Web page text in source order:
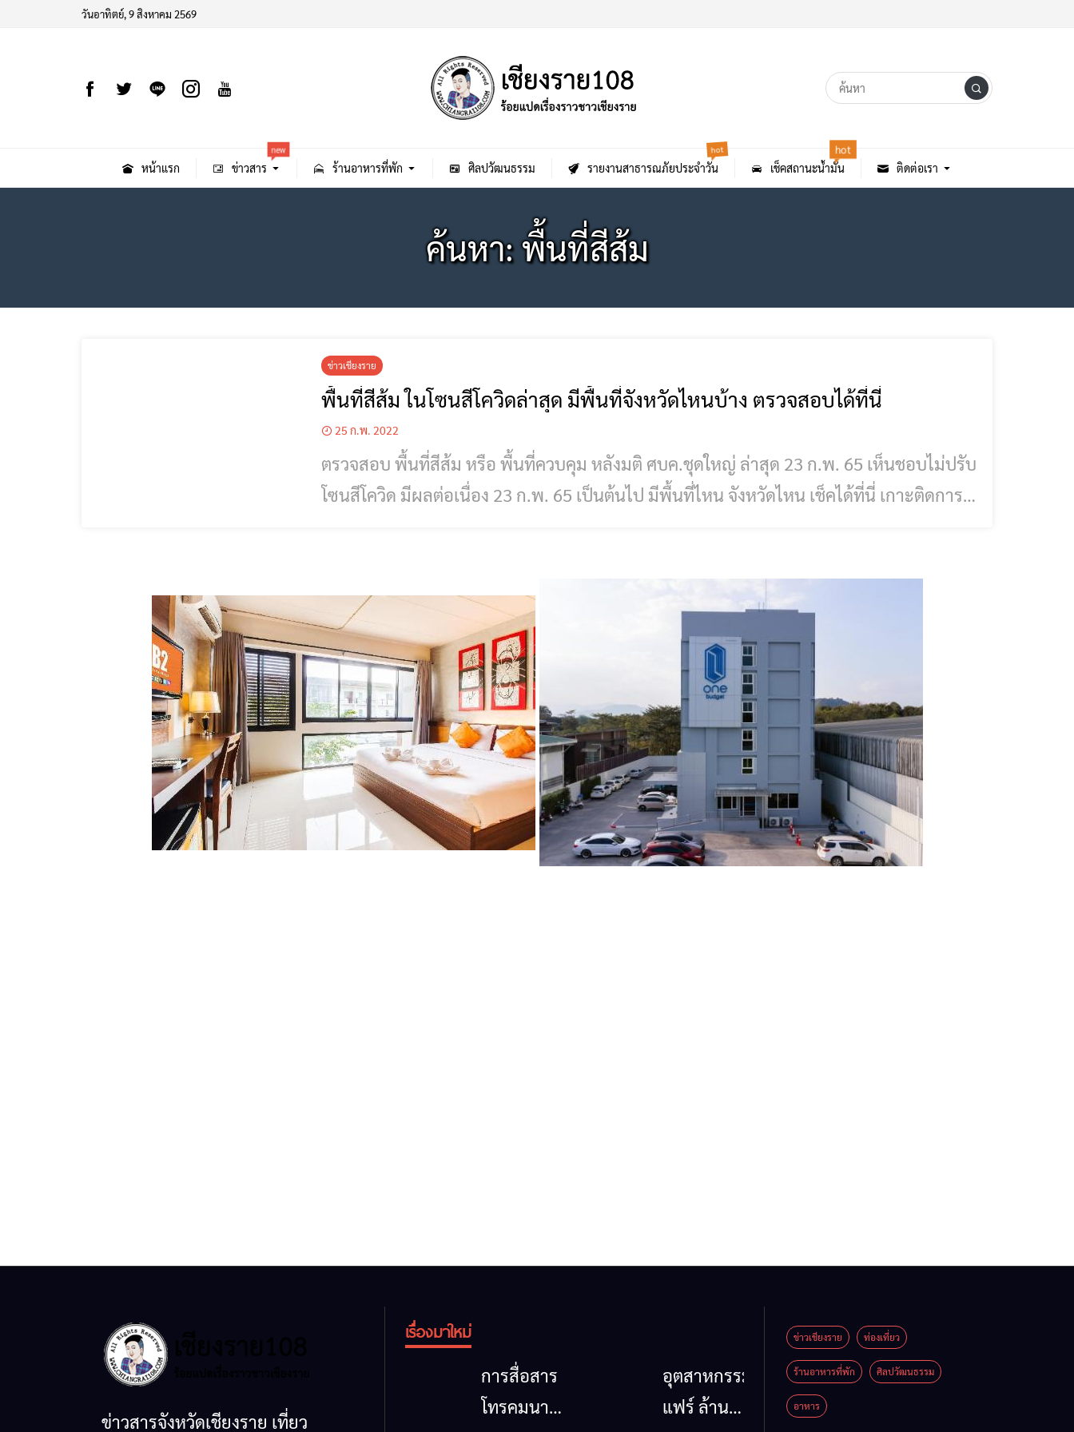
วันอาทิตย์, 9 สิงหาคม 2569
หน้าแรก ข่าวสาร
new
ร้านอาหารที่พัก ศิลปวัฒนธรรม รายงานสาธารณภัยประจำวัน
hot
เช็คสถานะน้ำมัน
hot
ติดต่อเรา
ค้นหา: พื้นที่สีส้ม
ข่าวเชียงราย
พื้นที่สีส้ม ในโซนสีโควิดล่าสุด มีพื้นที่จังหวัดไหนบ้าง ตรวจสอบได้ที่นี่
25 ก.พ. 2022
ตรวจสอบ พื้นที่สีส้ม หรือ พื้นที่ควบคุม หลังมติ ศบค.ชุดใหญ่ ล่าสุด 23 ก.พ. 65 เห็นชอบไม่ปรับ
โซนสีโควิด มีผลต่อเนื่อง 23 ก.พ. 65 เป็นต้นไป มีพื้นที่ไหน จังหวัดไหน เช็คได้ที่นี่ เกาะติดการ
ข่าวสารจังหวัดเชียงราย เที่ยว
เรื่องมาใหม่
การสื่อสาร
โทรคมนาคม
อุตสาหกรรม
แฟร์ ล้าน
ข่าวเชียงราย ท่องเที่ยว
ร้านอาหารที่พัก ศิลปวัฒนธรรม
อาหาร